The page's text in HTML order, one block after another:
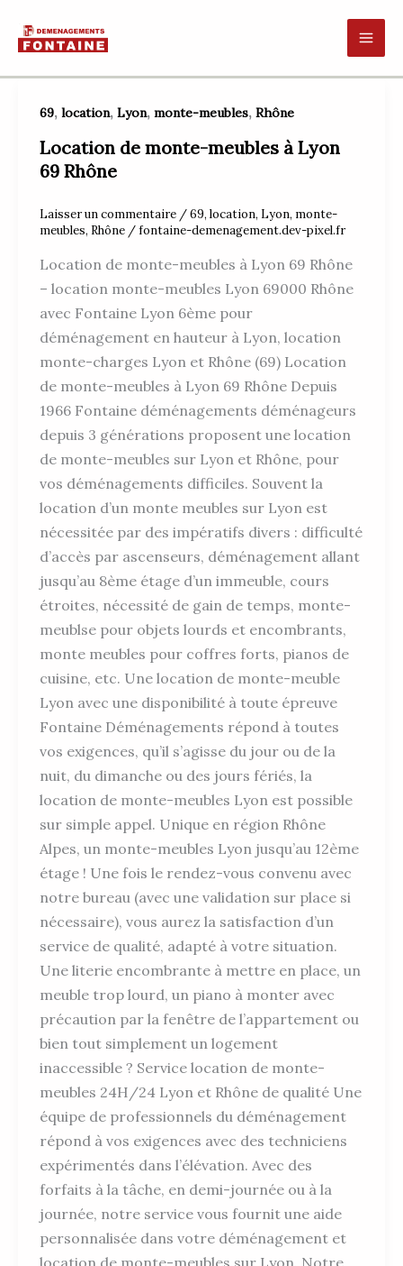
69, location, Lyon, monte-meubles, Rhône
Location de monte-meubles à Lyon
69 Rhône
Laisser un commentaire /69, location, Lyon, monte-
meubles, Rhône /fontaine-demenagement.dev-pixel.fr
Location de monte-meubles à Lyon 69 Rhône
– location monte-meubles Lyon 69000 Rhône
avec Fontaine Lyon 6ème pour
déménagement en hauteur à Lyon, location
monte-charges Lyon et Rhône (69) Location
de monte-meubles à Lyon 69 Rhône Depuis
1966 Fontaine déménagements déménageurs
depuis 3 générations proposent une location
de monte-meubles sur Lyon et Rhône, pour
vos déménagements difficiles. Souvent la
location d’un monte meubles sur Lyon est
nécessitée par des impératifs divers : difficulté
d’accès par ascenseurs, déménagement allant
jusqu’au 8ème étage d’un immeuble, cours
étroites, nécessité de gain de temps, monte-
meublse pour objets lourds et encombrants,
monte meubles pour coffres forts, pianos de
cuisine, etc. Une location de monte-meuble
Lyon avec une disponibilité à toute épreuve
Fontaine Déménagements répond à toutes
vos exigences, qu’il s’agisse du jour ou de la
nuit, du dimanche ou des jours fériés, la
location de monte-meubles Lyon est possible
sur simple appel. Unique en région Rhône
Alpes, un monte-meubles Lyon jusqu’au 12ème
étage ! Une fois le rendez-vous convenu avec
notre bureau (avec une validation sur place si
nécessaire), vous aurez la satisfaction d’un
service de qualité, adapté à votre situation.
Une literie encombrante à mettre en place, un
meuble trop lourd, un piano à monter avec
précaution par la fenêtre de l’appartement ou
bien tout simplement un logement
inaccessible ? Service location de monte-
meubles 24H/24 Lyon et Rhône de qualité Une
équipe de professionnels du déménagement
répond à vos exigences avec des techniciens
expérimentés dans l’élévation. Avec des
forfaits à la tâche, en demi-journée ou à la
journée, notre service vous fournit une aide
personnalisée dans votre déménagement et